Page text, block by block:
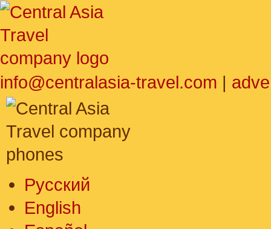
info@centralasia-travel.com |
Русский
English